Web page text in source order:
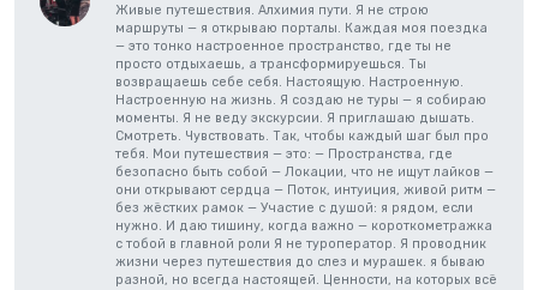
Живые путешествия. Алхимия пути. Я не строю
маршруты — я открываю порталы. Каждая моя поездка
— это тонко настроенное пространство, где ты не
просто отдыхаешь, а трансформируешься. Ты
возвращаешь себе себя. Настоящую. Настроенную.
Настроенную на жизнь. Я создаю не туры — я собираю
моменты. Я не веду экскурсии. Я приглашаю дышать.
Смотреть. Чувствовать. Так, чтобы каждый шаг был про
тебя. Мои путешествия — это: — Пространства, где
безопасно быть собой — Локации, что не ищут лайков —
они открывают сердца — Поток, интуиция, живой ритм —
без жёстких рамок — Участие с душой: я рядом, если
нужно. И даю тишину, когда важно — короткометражка
с тобой в главной роли Я не туроператор. Я проводник
жизни через путешествия до слез и мурашек. я бываю
разной, но всегда настоящей. Ценности, на которых всё